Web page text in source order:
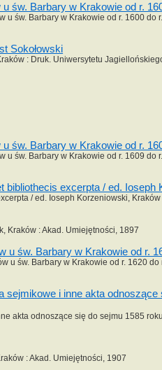
św. Barbary w Krakowie od r.
św. Barbary w Krakowie od r. 1600 do
Sokołowski
: Druk. Uniwersytetu
św. Barbary w Krakowie od r.
św. Barbary w Krakowie od r. 1609 do
bibliothecis excerpta / ed. Ioseph
/ ed. Ioseph Korzeniowski,
Kraków : Akad. Umiejętności, 1897
św. Barbary w Krakowie od r.
św. Barbary w Krakowie od r. 1620 do
i inne akta
akta odnoszące się do sejmu 1585
: Akad. Umiejętności, 1907